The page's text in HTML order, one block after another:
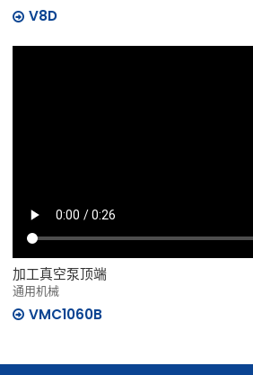
V8D
加工真空泵顶端
通用机械
VMC1060B